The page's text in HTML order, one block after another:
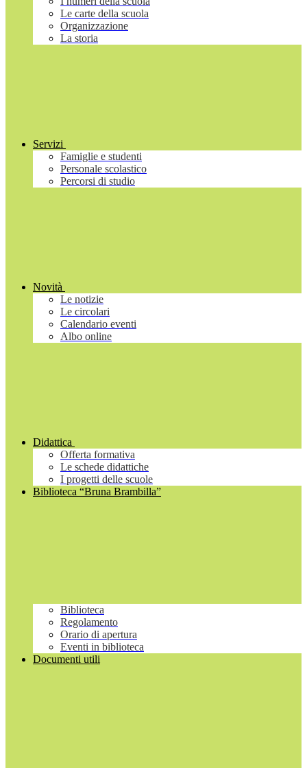
Le carte della scuola
Organizzazione
La storia
Servizi
Famiglie e studenti
Personale scolastico
Percorsi di studio
Novità
Le notizie
Le circolari
Calendario eventi
Albo online
Didattica
Offerta formativa
Le schede didattiche
I progetti delle scuole
Biblioteca “Bruna Brambilla”
Biblioteca
Regolamento
Orario di apertura
Eventi in biblioteca
Documenti utili